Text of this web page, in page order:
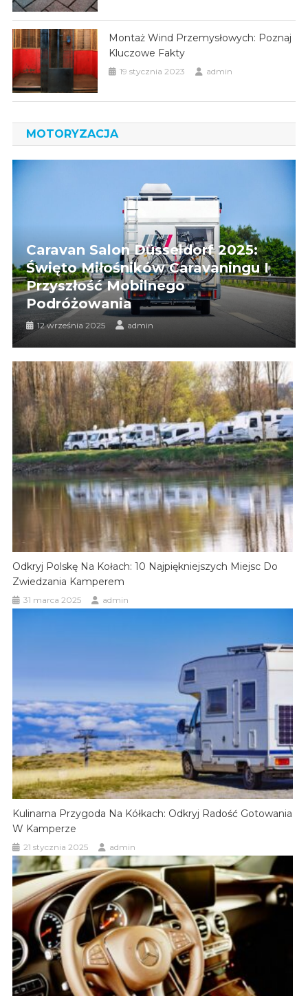
Montaż Wind Przemysłowych: Poznaj
Kluczowe Fakty
19 stycznia 2023 admin
MOTORYZACJA
Caravan Salon Düsseldorf 2025:
Święto Miłośników Caravaningu I
Przyszłość Mobilnego
Podróżowania
12 września 2025 admin
Odkryj Polskę Na Kołach: 10 Najpiękniejszych Miejsc Do
Zwiedzania Kamperem
31 marca 2025 admin
Kulinarna Przygoda Na Kółkach: Odkryj Radość Gotowania
W Kamperze
21 stycznia 2025 admin